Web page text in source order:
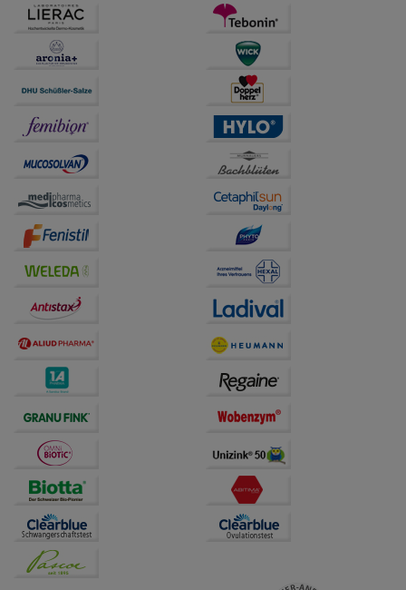
unserer Website sammeln, mit deren Hilfe wir unsere
Website weiter für Sie optimieren können, den Inhalt
auf unserer Website aber auch die Werbung auf
Drittseiten möglichst relevant für Sie zu gestalten.
Bitte beachten Sie, dass Daten hierfür teilweise an
Dritte wie z.B. Google oder soziale Medien